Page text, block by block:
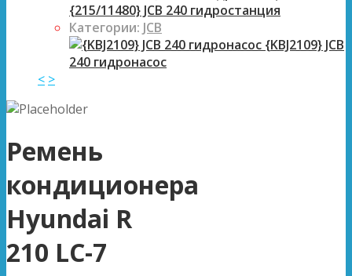
{215/11480} JCB 240 гидростанция
Категории: JCB
{KBJ2109} JCB
240 гидронасос
< >
Ремень
кондиционера
Hyundai R
210 LC-7